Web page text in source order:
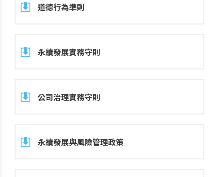
道德行為準則
永續發展實務守則
公司治理實務守則
永續發展與風險管理政策